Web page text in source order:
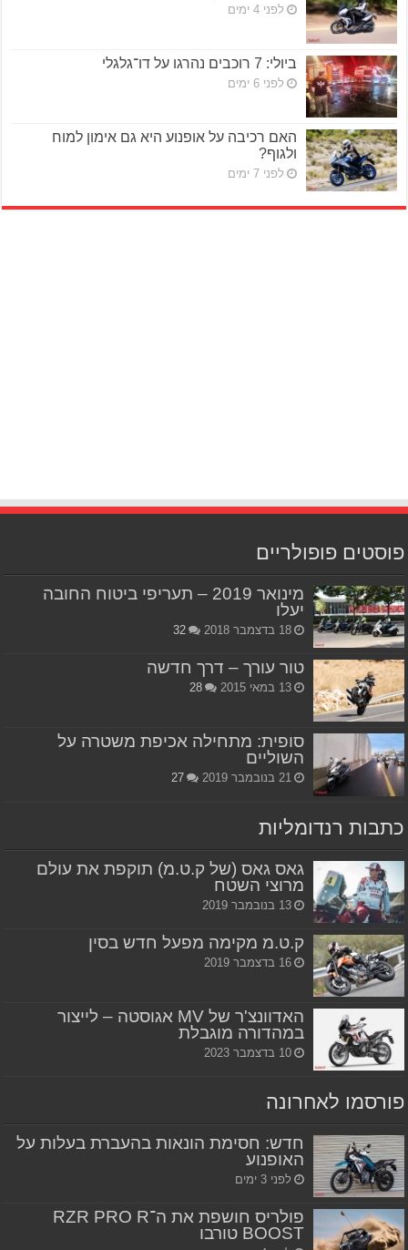
לפני 4 ימים
ביולי: 7 רוכבים נהרגו על דו־גלגלי
לפני 6 ימים
האם רכיבה על אופנוע היא גם אימון למוח
ולגוף?
לפני 7 ימים
פוסטים פופולריים
מינואר 2019 – תעריפי ביטוח החובה
יעלו
18 בדצמבר 2018 32
טור עורך – דרך חדשה
13 במאי 2015 28
סופית: מתחילה אכיפת משטרה על
השוליים
21 בנובמבר 2019 27
כתבות רנדומליות
גאס גאס (של ק.ט.מ) תוקפת את עולם
מרוצי השטח
13 בנובמבר 2019
ק.ט.מ מקימה מפעל חדש בסין
16 בדצמבר 2019
האדוונצ'ר של MV אגוסטה – לייצור
במהדורה מוגבלת
10 בדצמבר 2023
פורסמו לאחרונה
חדש: חסימת הונאות בהעברת בעלות על
האופנוע
לפני 3 ימים
פולריס חושפת את ה־RZR PRO R
BOOST טורבו